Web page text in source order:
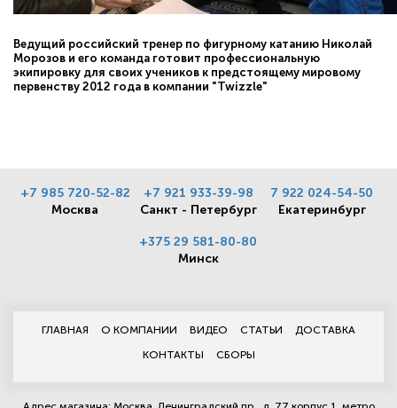
Ведущий российский тренер по фигурному катанию Николай
Морозов и его команда готовит профессиональную
экипировку для своих учеников к предстоящему мировому
первенству 2012 года в компании "Twizzle"
+7 985 720-52-82
Москва
+7 921 933-39-98
Санкт - Петербург
7 922 024-54-50
Екатеринбург
+375 29 581-80-80
Минск
ГЛАВНАЯ О КОМПАНИИ ВИДЕО СТАТЬИ
ДОСТАВКА
КОНТАКТЫ
СБОРЫ